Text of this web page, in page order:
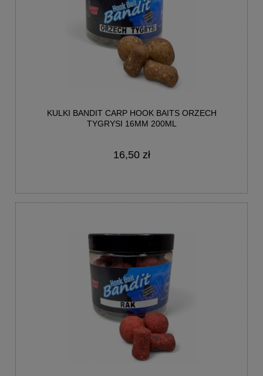
KULKI BANDIT CARP HOOK BAITS ORZECH
TYGRYSI 16MM 200ML
16,50 zł